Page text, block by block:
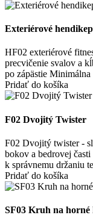
Exteriérové
HF02 exteriérové
precvičenie svalov a
po zápästie
Pridať do košíka
F02 Dvojitý Twister
F02 Dvojitý twister -
bokov a bedrovej
k správnemu držaniu
Pridať do košíka
SF03 Kruh na horné